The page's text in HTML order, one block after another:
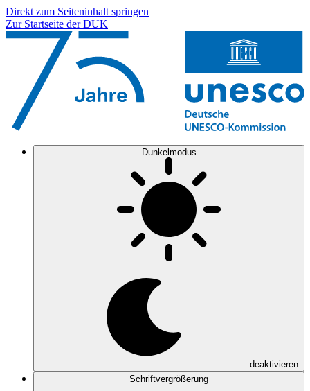
Direkt zum Seiteninhalt springen
Zur Startseite der DUK
Dunkelmodus
deaktivieren
Schriftvergrößerung